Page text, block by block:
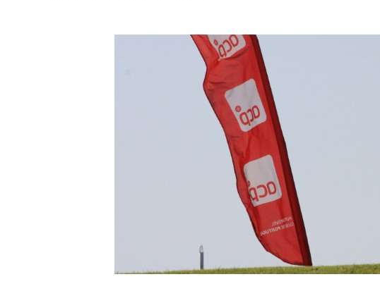
Consulte a política de cookies do site.